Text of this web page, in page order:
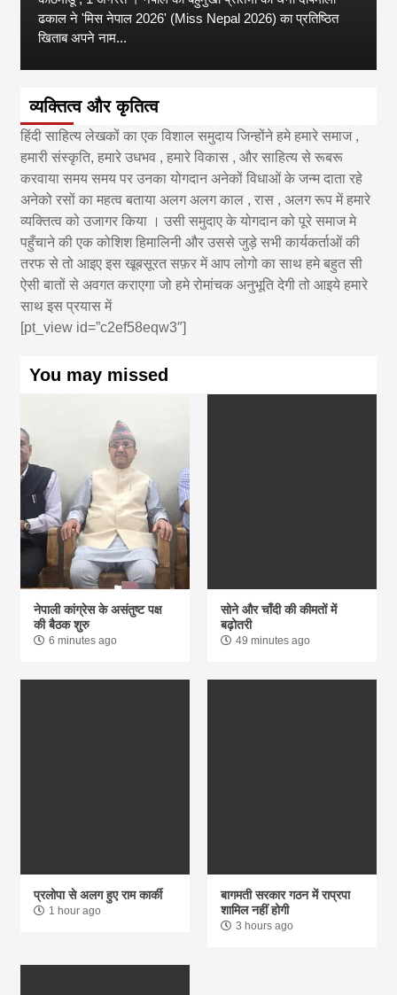
ढकाल ने 'मिस नेपाल 2026' (Miss Nepal 2026) का प्रतिष्ठित
खिताब अपने नाम...
व्यक्तित्व और कृतित्व
हिंदी साहित्य लेखकों का एक विशाल समुदाय जिन्होंने हमे हमारे समाज ,
हमारी संस्कृति, हमारे उधभव , हमारे विकास , और साहित्य से रूबरू
करवाया समय समय पर उनका योगदान अनेकों विधाओं के जन्म दाता रहे
अनेको रसों का महत्व बताया अलग अलग काल , रास , अलग रूप में हमारे
व्यक्तित्व को उजागर किया । उसी समुदाए के योगदान को पूरे समाज मे
पहुँचाने की एक कोशिश हिमालिनी और उससे जुड़े सभी कार्यकर्ताओं की
तरफ से तो आइए इस खूबसूरत सफ़र में आप लोगो का साथ हमे बहुत सी
ऐसी बातों से अवगत कराएगा जो हमे रोमांचक अनुभूति देगी तो आइये हमारे
साथ इस प्रयास में
[pt_view id=”c2ef58eqw3″]
You may missed
नेपाली कांग्रेस के असंतुष्ट पक्ष
की बैठक शुरु
6 minutes ago
सोने और चाँदी की कीमतों में
बढ़ोतरी
49 minutes ago
प्रलोपा से अलग हुए राम कार्की
1 hour ago
बागमती सरकार गठन में राप्रपा
शामिल नहीं होगी
3 hours ago